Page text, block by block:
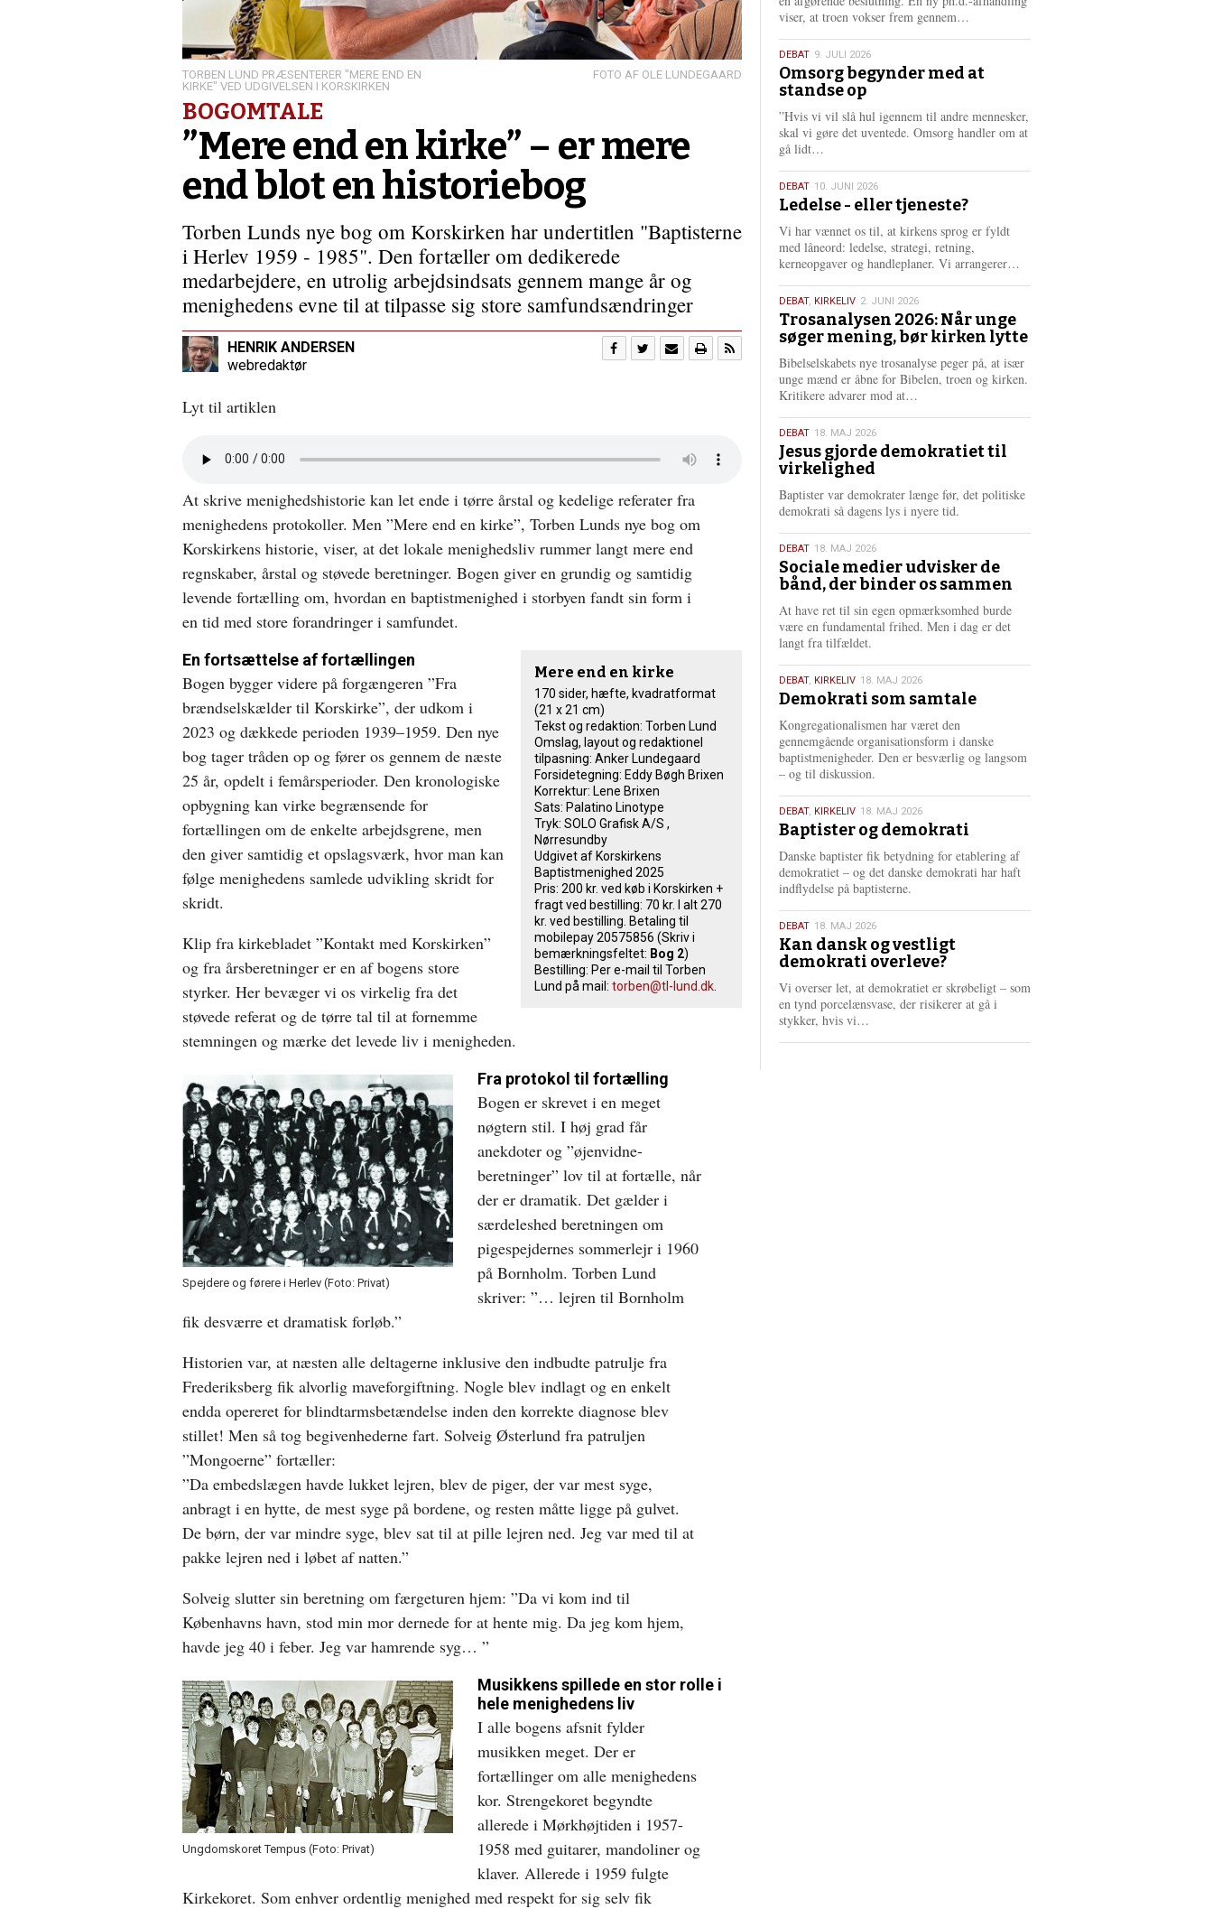
TORBEN LUND PRÆSENTERER "MERE END EN
KIRKE" VED UDGIVELSEN I KORSKIRKEN
OLE LUNDEGAARD
BOGOMTALE
”Mere end en kirke” – er mere
end blot en historiebog
Torben Lunds nye bog om Korskirken har undertitlen "Baptisterne
i Herlev 1959 - 1985". Den fortæller om dedikerede
medarbejdere, en utrolig arbejdsindsats gennem mange år og
menighedens evne til at tilpasse sig store samfundsændringer
HENRIK ANDERSEN
webredaktør
Lyt til artiklen
nyt
vindue
At skrive menighedshistorie kan let ende i tørre årstal og kedelige referater fra
menighedens protokoller. Men ”Mere end en kirke”, Torben Lunds nye bog om
Korskirkens historie, viser, at det lokale menighedsliv rummer langt mere end
regnskaber, årstal og støvede beretninger. Bogen giver en grundig og samtidig
levende fortælling om, hvordan en baptistmenighed i storbyen fandt sin form i
en tid med store forandringer i samfundet.
Mere end en kirke
170 sider, hæfte, kvadratformat
(21 x 21 cm)
Tekst og redaktion: Torben Lund
Omslag, layout og redaktionel
tilpasning: Anker Lundegaard
Forsidetegning: Eddy Bøgh Brixen
Korrektur: Lene Brixen
Sats: Palatino Linotype
Tryk: SOLO Grafisk A/S ,
Nørresundby
Udgivet af Korskirkens
Baptistmenighed 2025
Pris: 200 kr. ved køb i Korskirken +
fragt ved bestilling: 70 kr. I alt 270
kr. ved bestilling. Betaling til
mobilepay 20575856 (Skriv i
bemærkningsfeltet: Bog 2)
Bestilling: Per e-mail til Torben
Lund på mail: torben@tl-lund.dk.
En fortsættelse af fortællingen
Bogen bygger videre på forgængeren ”Fra
brændselskælder til Korskirke”, der udkom i
2023 og dækkede perioden 1939–1959. Den nye
bog tager tråden op og fører os gennem de næste
25 år, opdelt i femårsperioder. Den kronologiske
opbygning kan virke begrænsende for
fortællingen om de enkelte arbejdsgrene, men
den giver samtidig et opslagsværk, hvor man kan
følge menighedens samlede udvikling skridt for
skridt.
Klip fra kirkebladet ”Kontakt med Korskirken”
og fra årsberetninger er en af bogens store
styrker. Her bevæger vi os virkelig fra det
støvede referat og de tørre tal til at fornemme
stemningen og mærke det levede liv i menigheden.
Spejdere og førere i Herlev (Foto: Privat)
Fra protokol til fortælling
Bogen er skrevet i en meget
nøgtern stil. I høj grad får
anekdoter og ”øjenvidne-
beretninger” lov til at fortælle, når
der er dramatik. Det gælder i
særdeleshed beretningen om
pigespejdernes sommerlejr i 1960
på Bornholm. Torben Lund
skriver: ”… lejren til Bornholm
fik desværre et dramatisk forløb.”
Historien var, at næsten alle deltagerne inklusive den indbudte patrulje fra
Frederiksberg fik alvorlig maveforgiftning. Nogle blev indlagt og en enkelt
endda opereret for blindtarmsbetændelse inden den korrekte diagnose blev
stillet! Men så tog begivenhederne fart. Solveig Østerlund fra patruljen
”Mongoerne” fortæller:
”Da embedslægen havde lukket lejren, blev de piger, der var mest syge,
anbragt i en hytte, de mest syge på bordene, og resten måtte ligge på gulvet.
De børn, der var mindre syge, blev sat til at pille lejren ned. Jeg var med til at
pakke lejren ned i løbet af natten.”
Solveig slutter sin beretning om færgeturen hjem: ”Da vi kom ind til
Københavns havn, stod min mor dernede for at hente mig. Da jeg kom hjem,
havde jeg 40 i feber. Jeg var hamrende syg… ”
Ungdomskoret Tempus (Foto: Privat)
Musikkens spillede en stor rolle i
hele menighedens liv
I alle bogens afsnit fylder
musikken meget. Der er
fortællinger om alle menighedens
kor. Strengekoret begyndte
allerede i Mørkhøjtiden i 1957-
1958 med guitarer, mandoliner og
klaver. Allerede i 1959 fulgte
Kirkekoret. Som enhver ordentlig menighed med respekt for sig selv fik
viser, at troen vokser frem gennem…
e
e
9.
juli
2026
DEBAT 9. JULI 2026
Omsorg begynder med at
standse op
”Hvis vi vil slå hul igennem til andre mennesker,
skal vi gøre det uventede. Omsorg handler om at
gå lidt…
s
e
r
e
10.
juni
2026
DEBAT 10. JUNI 2026
Ledelse - eller tjeneste?
Vi har vænnet os til, at kirkens sprog er fyldt
med låneord: ledelse, strategi, retning,
kerneopgaver og handleplaner. Vi arrangerer…
r
e
2.
juni
2026
DEBAT, KIRKELIV 2. JUNI 2026
Trosanalysen 2026: Når unge
søger mening, bør kirken lytte
Bibelselskabets nye trosanalyse peger på, at især
unge mænd er åbne for Bibelen, troen og kirken.
Kritikere advarer mod at…
e
e
18.
maj
2026
DEBAT 18. MAJ 2026
Jesus gjorde demokratiet til
virkelighed
Baptister var demokrater længe før, det politiske
demokrati så dagens lys i nyere tid.
18.
maj
2026
DEBAT 18. MAJ 2026
Sociale medier udvisker de
bånd, der binder os sammen
At have ret til sin egen opmærksomhed burde
være en fundamental frihed. Men i dag er det
langt fra tilfældet.
18.
maj
2026
DEBAT, KIRKELIV 18. MAJ 2026
Demokrati som samtale
Kongregationalismen har været den
gennemgående organisationsform i danske
baptistmenigheder. Den er besværlig og langsom
– og til diskussion.
18.
maj
2026
DEBAT, KIRKELIV 18. MAJ 2026
Baptister og demokrati
Danske baptister fik betydning for etablering af
demokratiet – og det danske demokrati har haft
indflydelse på baptisterne.
18.
maj
2026
DEBAT 18. MAJ 2026
Kan dansk og vestligt
demokrati overleve?
Vi overser let, at demokratiet er skrøbeligt – som
en tynd porcelænsvase, der risikerer at gå i
stykker, hvis vi…